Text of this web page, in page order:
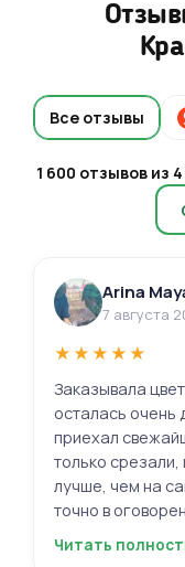
Все отзывы
1 600 отзывов из
Arina
7 августа
★★★★★
Заказывала
осталась очень
приехал
только
лучше, чем на
точно в
вежливый, ещё и
Читать